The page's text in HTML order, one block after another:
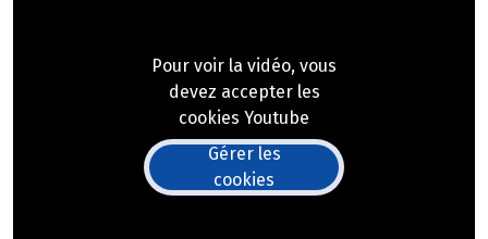
Pour voir la vidéo, vous
devez accepter les
cookies Youtube
Gérer les
cookies